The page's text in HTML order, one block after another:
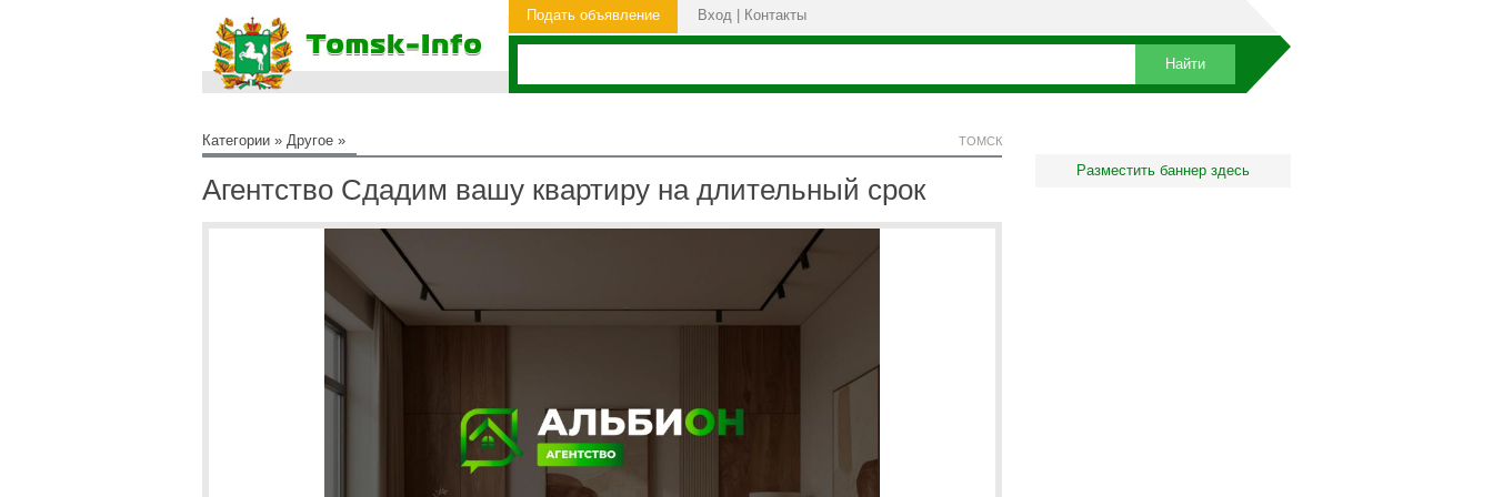
Подать объявление Вход Контакты
Категории » Другое » ТОМСК
Агентство Сдадим вашу квартиру на длительный срок
Разместить баннер здесь